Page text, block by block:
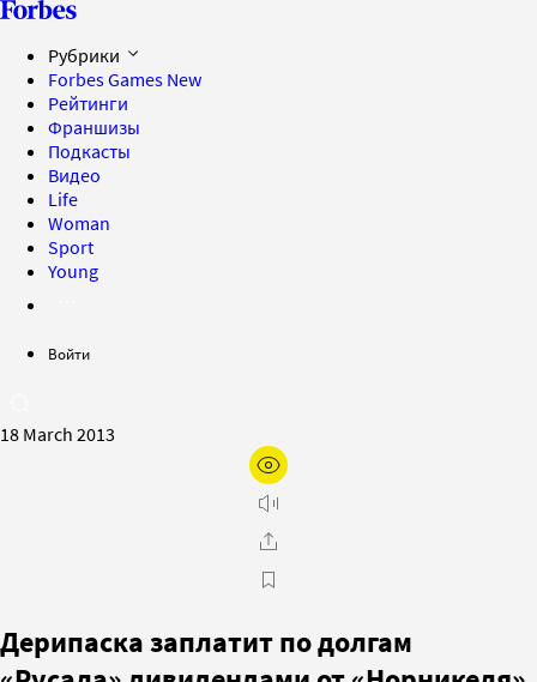
Рубрики
Forbes Games New
Рейтинги
Франшизы
Подкасты
Видео
Life
Woman
Sport
Young
Войти
18 March 2013
Дерипаска заплатит по долгам